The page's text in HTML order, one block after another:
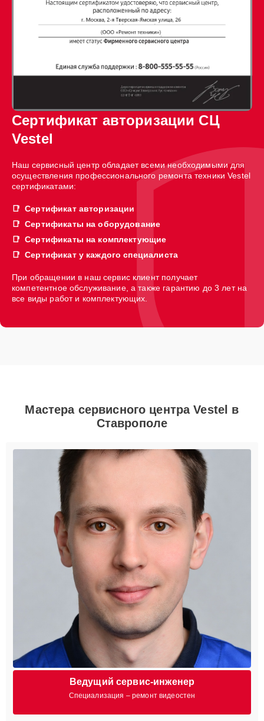
Сертификат авторизации СЦ
Vestel
Наш сервисный центр обладает всеми необходимыми для
осуществления профессионального ремонта техники Vestel
сертификатами:
Сертификат авторизации
Сертификаты на оборудование
Сертификаты на комплектующие
Сертификат у каждого специалиста
При обращении в наш сервис клиент получает
компетентное обслуживание, а также гарантию до 3 лет на
все виды работ и комплектующих.
Мастера сервисного центра Vestel в
Ставрополе
Ведущий сервис-инженер
Специализация – ремонт видеостен